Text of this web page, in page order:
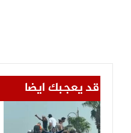
قد يعجبك ايضا